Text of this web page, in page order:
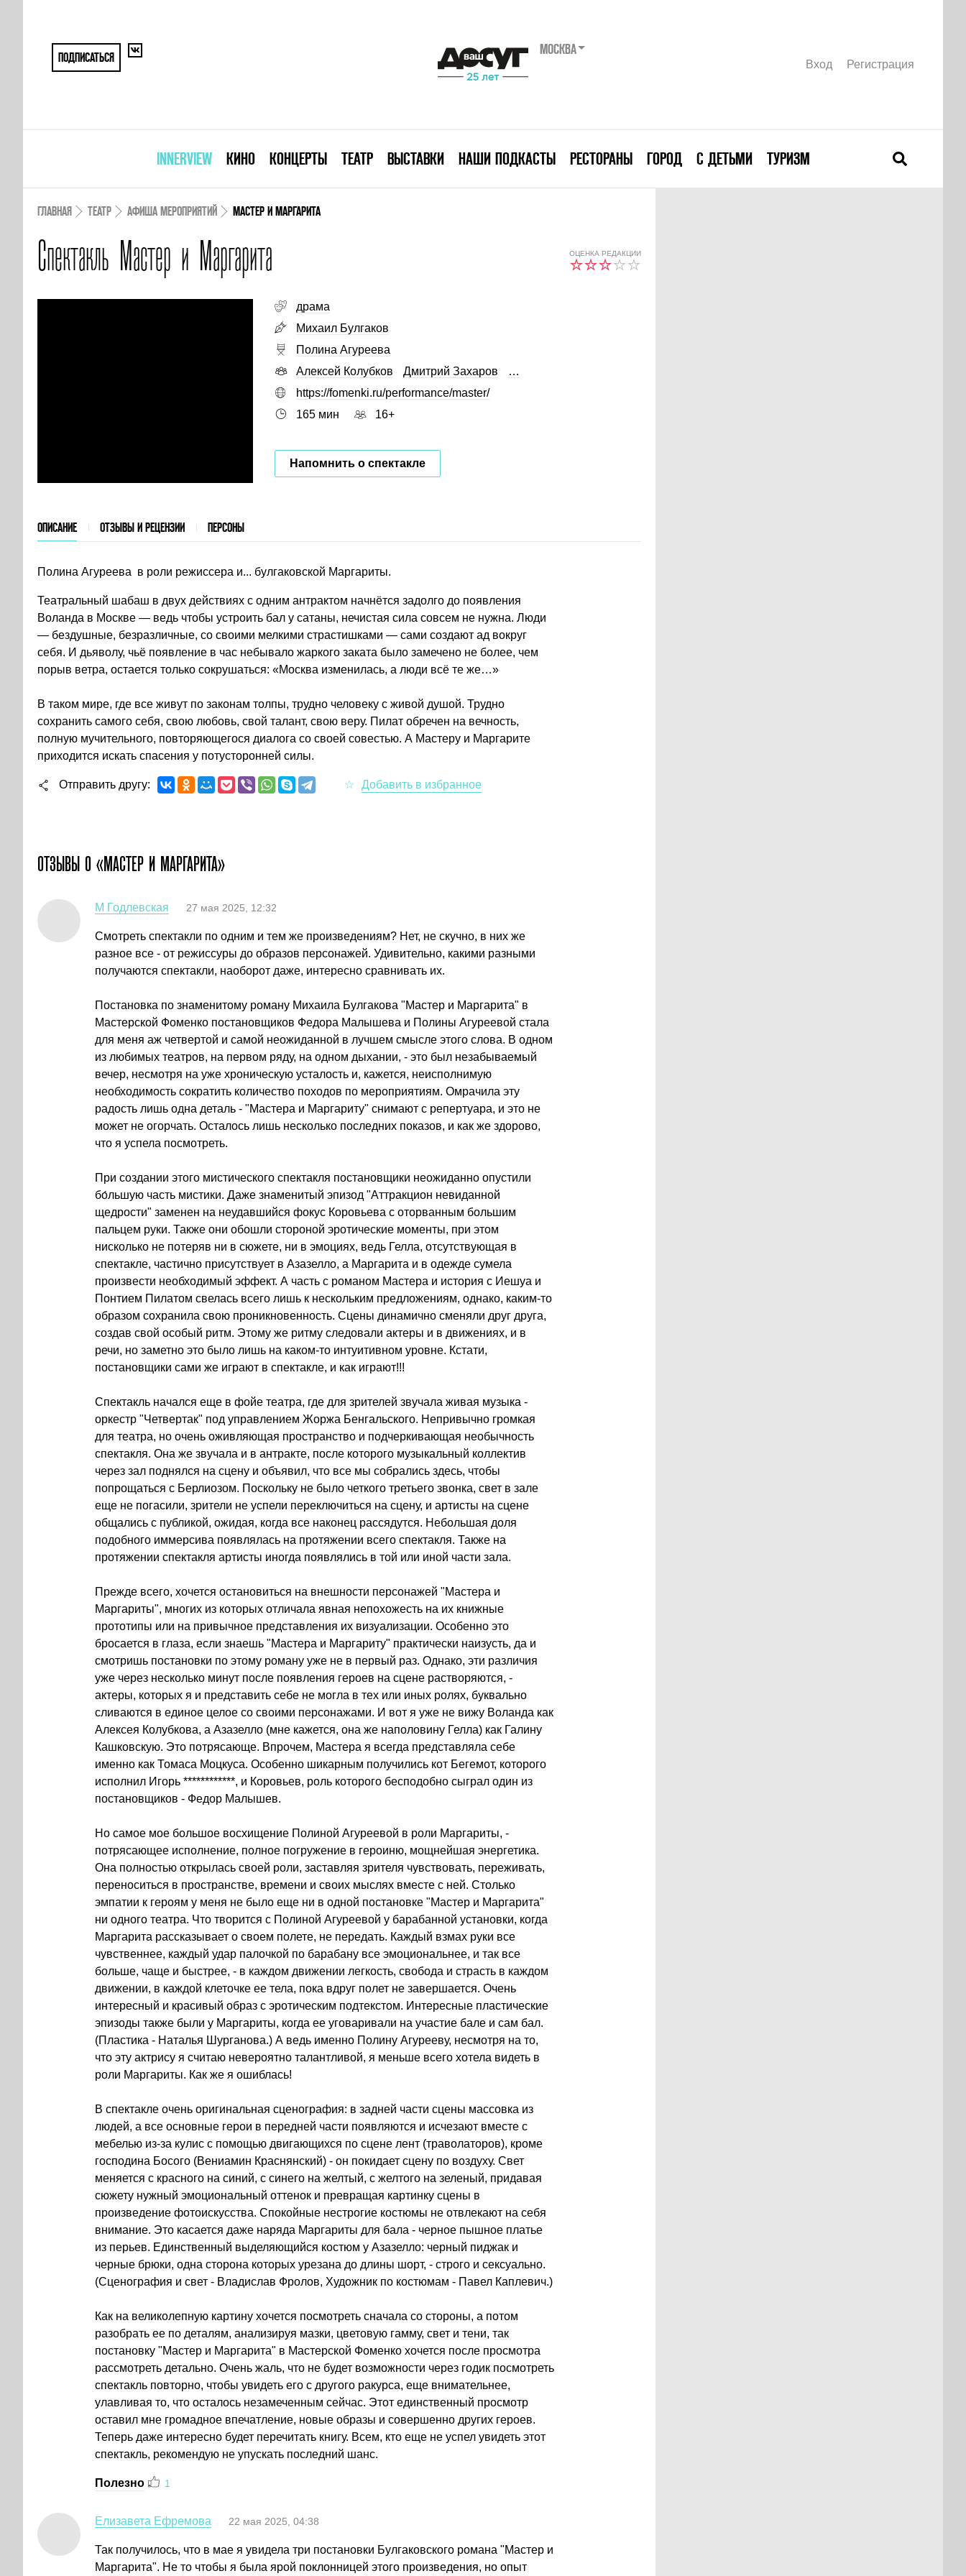
ПОДПИСАТЬСЯ
МОСКВА
Вход Регистрация
INNERVIEW КИНО КОНЦЕРТЫ ТЕАТР ВЫСТАВКИ НАШИ ПОДКАСТЫ РЕСТОРАНЫ ГОРОД С ДЕТЬМИ ТУРИЗМ
ГЛАВНАЯ ТЕАТР АФИША МЕРОПРИЯТИЙ МАСТЕР И МАРГАРИТА
Спектакль Мастер и Маргарита ОЦЕНКА РЕДАКЦИИ
драма
Михаил Булгаков
Полина Агуреева
Алексей Колубков
Дмитрий Захаров
…
https://fomenki.ru/performance/master/
165 мин
16+
Напомнить о спектакле
ОПИСАНИЕ ОТЗЫВЫ И РЕЦЕНЗИИ ПЕРСОНЫ
Полина Агуреева в роли режиссера и... булгаковской Маргариты.
Театральный шабаш в двух действиях с одним антрактом начнётся задолго до появления
Воланда в Москве — ведь чтобы устроить бал у сатаны, нечистая сила совсем не нужна. Люди
— бездушные, безразличные, со своими мелкими страстишками — сами создают ад вокруг
себя. И дьяволу, чьё появление в час небывало жаркого заката было замечено не более, чем
порыв ветра, остается только сокрушаться: «Москва изменилась, а люди всё те же…»
В таком мире, где все живут по законам толпы, трудно человеку с живой душой. Трудно
сохранить самого себя, свою любовь, свой талант, свою веру. Пилат обречен на вечность,
полную мучительного, повторяющегося диалога со своей совестью. А Мастеру и Маргарите
приходится искать спасения у потусторонней силы.
Отправить другу
ОТЗЫВЫ О «МАСТЕР И МАРГАРИТА»
М Годлевская 27 мая 2025, 12:32
Смотреть спектакли по одним и тем же произведениям? Нет, не скучно, в них же
разное все - от режиссуры до образов персонажей. Удивительно, какими разными
получаются спектакли, наоборот даже, интересно сравнивать их.
Постановка по знаменитому роману Михаила Булгакова "Мастер и Маргарита" в
Мастерской Фоменко постановщиков Федора Малышева и Полины Агуреевой стала
для меня аж четвертой и самой неожиданной в лучшем смысле этого слова. В одном
из любимых театров, на первом ряду, на одном дыхании, - это был незабываемый
вечер, несмотря на уже хроническую усталость и, кажется, неисполнимую
необходимость сократить количество походов по мероприятиям. Омрачила эту
радость лишь одна деталь - "Мастера и Маргариту" снимают с репертуара, и это не
может не огорчать. Осталось лишь несколько последних показов, и как же здорово,
что я успела посмотреть.
При создании этого мистического спектакля постановщики неожиданно опустили
бо́льшую часть мистики. Даже знаменитый эпизод "Аттракцион невиданной
щедрости" заменен на неудавшийся фокус Коровьева с оторванным большим
пальцем руки. Также они обошли стороной эротические моменты, при этом
нисколько не потеряв ни в сюжете, ни в эмоциях, ведь Гелла, отсутствующая в
спектакле, частично присутствует в Азазелло, а Маргарита и в одежде сумела
произвести необходимый эффект. А часть с романом Мастера и история с Иешуа и
Понтием Пилатом свелась всего лишь к нескольким предложениям, однако, каким-то
образом сохранила свою проникновенность. Сцены динамично сменяли друг друга,
создав свой особый ритм. Этому же ритму следовали актеры и в движениях, и в
речи, но заметно это было лишь на каком-то интуитивном уровне. Кстати,
постановщики сами же играют в спектакле, и как играют!!!
Спектакль начался еще в фойе театра, где для зрителей звучала живая музыка -
оркестр "Четвертак" под управлением Жоржа Бенгальского. Непривычно громкая
для театра, но очень оживляющая пространство и подчеркивающая необычность
спектакля. Она же звучала и в антракте, после которого музыкальный коллектив
через зал поднялся на сцену и объявил, что все мы собрались здесь, чтобы
попрощаться с Берлиозом. Поскольку не было четкого третьего звонка, свет в зале
еще не погасили, зрители не успели переключиться на сцену, и артисты на сцене
общались с публикой, ожидая, когда все наконец рассядутся. Небольшая доля
подобного иммерсива появлялась на протяжении всего спектакля. Также на
протяжении спектакля артисты иногда появлялись в той или иной части зала.
Прежде всего, хочется остановиться на внешности персонажей "Мастера и
Маргариты", многих из которых отличала явная непохожесть на их книжные
прототипы или на привычное представления их визуализации. Особенно это
бросается в глаза, если знаешь "Мастера и Маргариту" практически наизусть, да и
смотришь постановки по этому роману уже не в первый раз. Однако, эти различия
уже через несколько минут после появления героев на сцене растворяются, -
актеры, которых я и представить себе не могла в тех или иных ролях, буквально
сливаются в единое целое со своими персонажами. И вот я уже не вижу Воланда как
Алексея Колубкова, а Азазелло (мне кажется, она же наполовину Гелла) как Галину
Кашковскую. Это потрясающе. Впрочем, Мастера я всегда представляла себе
именно как Томаса Моцкуса. Особенно шикарным получились кот Бегемот, которого
исполнил Игорь ************, и Коровьев, роль которого бесподобно сыграл один из
постановщиков - Федор Малышев.
Но самое мое большое восхищение Полиной Агуреевой в роли Маргариты, -
потрясающее исполнение, полное погружение в героиню, мощнейшая энергетика.
Она полностью открылась своей роли, заставляя зрителя чувствовать, переживать,
переноситься в пространстве, времени и своих мыслях вместе с ней. Столько
эмпатии к героям у меня не было еще ни в одной постановке "Мастер и Маргарита"
ни одного театра. Что творится с Полиной Агуреевой у барабанной установки, когда
Маргарита рассказывает о своем полете, не передать. Каждый взмах руки все
чувственнее, каждый удар палочкой по барабану все эмоциональнее, и так все
больше, чаще и быстрее, - в каждом движении легкость, свобода и страсть в каждом
движении, в каждой клеточке ее тела, пока вдруг полет не завершается. Очень
интересный и красивый образ с эротическим подтекстом. Интересные пластические
эпизоды также были у Маргариты, когда ее уговаривали на участие бале и сам бал.
(Пластика - Наталья Шурганова.) А ведь именно Полину Агурееву, несмотря на то,
что эту актрису я считаю невероятно талантливой, я меньше всего хотела видеть в
роли Маргариты. Как же я ошиблась!
В спектакле очень оригинальная сценография: в задней части сцены массовка из
людей, а все основные герои в передней части появляются и исчезают вместе с
мебелью из-за кулис с помощью двигающихся по сцене лент (траволаторов), кроме
господина Босого (Вениамин Краснянский) - он покидает сцену по воздуху. Свет
меняется с красного на синий, с синего на желтый, с желтого на зеленый, придавая
сюжету нужный эмоциональный оттенок и превращая картинку сцены в
произведение фотоискусства. Спокойные нестрогие костюмы не отвлекают на себя
внимание. Это касается даже наряда Маргариты для бала - черное пышное платье
из перьев. Единственный выделяющийся костюм у Азазелло: черный пиджак и
черные брюки, одна сторона которых урезана до длины шорт, - строго и сексуально.
(Сценография и свет - Владислав Фролов, Художник по костюмам - Павел Каплевич.)
Как на великолепную картину хочется посмотреть сначала со стороны, а потом
разобрать ее по деталям, анализируя мазки, цветовую гамму, свет и тени, так
постановку "Мастер и Маргарита" в Мастерской Фоменко хочется после просмотра
рассмотреть детально. Очень жаль, что не будет возможности через годик посмотреть
спектакль повторно, чтобы увидеть его с другого ракурса, еще внимательнее,
улавливая то, что осталось незамеченным сейчас. Этот единственный просмотр
оставил мне громадное впечатление, новые образы и совершенно других героев.
Теперь даже интересно будет перечитать книгу. Всем, кто еще не успел увидеть этот
спектакль, рекомендую не упускать последний шанс.
Полезно 1
Елизавета Ефремова 22 мая 2025, 04:38
Так получилось, что в мае я увидела три постановки Булгаковского романа "Мастер и
Маргарита". Не то чтобы я была ярой поклонницей этого произведения, но опыт